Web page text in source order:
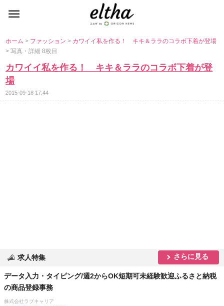
ホーム> ファッション> カワイイ私を作る！ キキ＆ララのコラボ下着が登場
> 写真・詳細 8枚目
カワイイ私を作る！ キキ＆ララのコラボ下着が登
場
2015-09-18 17:44
求人特集 さらに見る
データ入力・タイピング/週2からOK短期可未経験歓迎ふるさと納税
の商品登録事務
株式会社ラブキャリア